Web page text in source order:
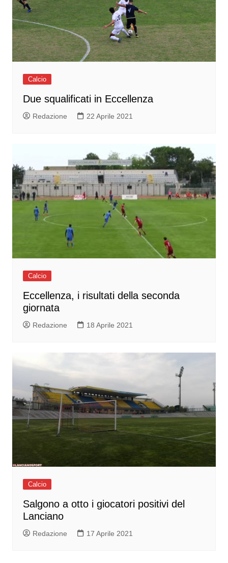
Calcio
Due squalificati in Eccellenza
Redazione 22 Aprile 2021
Calcio
Eccellenza, i risultati della seconda
giornata
Redazione 18 Aprile 2021
Calcio
Salgono a otto i giocatori positivi del
Lanciano
Redazione 17 Aprile 2021